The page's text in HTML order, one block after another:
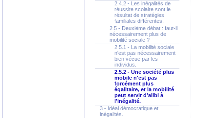
2.4.2 - Les inégalités de
réussite scolaire sont le
résultat de stratégies
familiales différentes.
2.5 - Deuxième débat : faut-il
nécessairement plus de
mobilité sociale ?
2.5.1 - La mobilité sociale
n'est pas nécessairement
bien vécue par les
individus.
2.5.2 - Une société plus
mobile n'est pas
forcément plus
égalitaire, et la mobilité
peut servir d'alibi à
l'inégalité.
3 - Idéal démocratique et
inégalités.